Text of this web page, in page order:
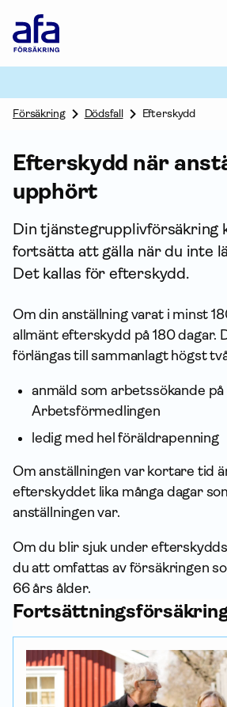
Försäkring
Försäkring Dödsfall Efterskydd
Efterskydd när
upphört
Din tjänste­grupp­liv­försäkring
fortsätta att gälla när du inte
Det kallas för efterskydd.
Om din an­ställning varat i minst
allmänt efterskydd på 180 dagar.
förlängas till sammanlagt högst
anmäld som arbetssökande på
Arbetsförmedlingen
ledig med hel föräldrapenning
Om anställningen var kortare tid
efterskyddet lika många dagar
anställningen var.
Om du blir sjuk under
du att omfattas av försäkringen
66 års ålder.